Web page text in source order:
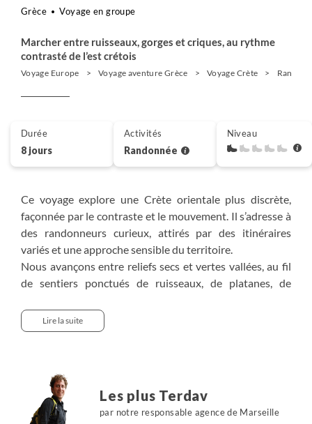
Grèce Voyage en groupe
Marcher entre ruisseaux, gorges et criques, au rythme
contrasté de l’est crétois
Voyage Europe Voyage aventure Grèce Voyage Crète
Ce voyage explore une Crète orientale plus discrète,
façonnée par le contraste et le mouvement. Il s’adresse à
des randonneurs curieux, attirés par des itinéraires
variés et une approche sensible du territoire.
Nous avançons entre reliefs secs et vertes vallées, au fil
de sentiers ponctués de ruisseaux, de platanes, de
villages rythment la marche avant de rejoindre la côte, où
certaines sections du sentier européen E4 relient gorges
décor inattendu, entre sable clair et feuillage dense face à
la mer. En fin de parcours, Agios Nikolaos, posée sur ses
collines autour de l’eau, offre une transition douce avant
Lire la suite
Les plus Terdav
par notre responsable agence de Marseille
Durée
8 jours
Activités
Randonnée
Niveau